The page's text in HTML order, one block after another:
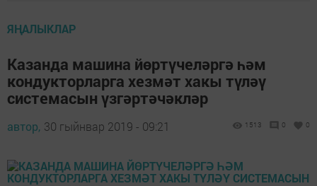
ЯҢАЛЫКЛАР
Казанда машина йөртүчеләргә һәм
кондукторларга хезмәт хакы түләү
системасын үзгәртәчәкләр
автор, 30 гыйнвар 2019 - 09:21 1513 0 0